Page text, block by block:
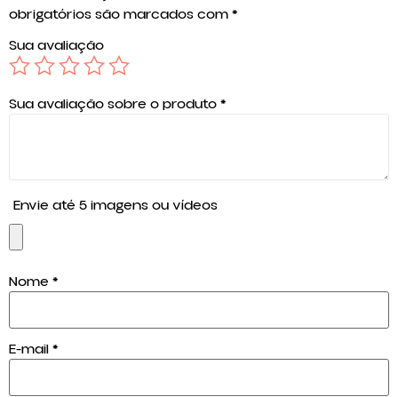
obrigatórios são marcados com*
Sua avaliação
Sua avaliação sobre o produto*
Envie até 5 imagens ou vídeos
Nome *
E-mail*